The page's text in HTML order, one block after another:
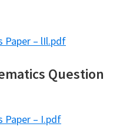
Paper – lIl.pdf
Question
Paper – I.pdf